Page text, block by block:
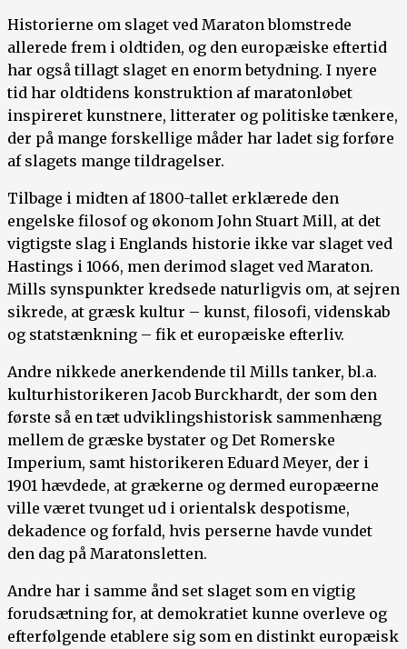
Historierne om slaget ved Maraton blomstrede
allerede frem i oldtiden, og den europæiske eftertid
har også tillagt slaget en enorm betydning. I nyere
tid har oldtidens konstruktion af maratonløbet
inspireret kunstnere, litterater og politiske tænkere,
der på mange forskellige måder har ladet sig forføre
af slagets mange tildragelser.
Tilbage i midten af 1800-tallet erklærede den
engelske filosof og økonom John Stuart Mill, at det
vigtigste slag i Englands historie ikke var slaget ved
Hastings i 1066, men derimod slaget ved Maraton.
Mills synspunkter kredsede naturligvis om, at sejren
sikrede, at græsk kultur – kunst, filosofi, videnskab
og statstænkning – fik et europæiske efterliv.
Andre nikkede anerkendende til Mills tanker, bl.a.
kulturhistorikeren Jacob Burckhardt, der som den
første så en tæt udviklingshistorisk sammenhæng
mellem de græske bystater og Det Romerske
Imperium, samt historikeren Eduard Meyer, der i
1901 hævdede, at grækerne og dermed europæerne
ville været tvunget ud i orientalsk despotisme,
dekadence og forfald, hvis perserne havde vundet
den dag på Maratonsletten.
Andre har i samme ånd set slaget som en vigtig
forudsætning for, at demokratiet kunne overleve og
efterfølgende etablere sig som en distinkt europæisk